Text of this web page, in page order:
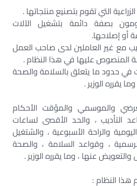
بصفة دائمة بتشغيل الآلات
أو إصلاحها.
مع غير العاملين لدى صاحب العمل
المنصوص عليها في هذا النظام .
في حدود ما يتعلق بالسلامة والصحة
يقرره الوزير .
والموسمي والمؤقت الأحكام
التأديب ، والحد الأقصى لساعات
والراحة الأسبوعية ، والشتغيل
، وقواعد السلامة ، والصحة
عنها ، وما يقرره الوزير .
النظام :